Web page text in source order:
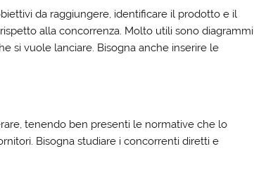
da raggiungere, identificare il prodotto e il
alla concorrenza. Molto utili sono diagrammi
si vuole lanciare. Bisogna anche inserire le
tenendo ben presenti le normative che lo
Bisogna studiare i concorrenti diretti e